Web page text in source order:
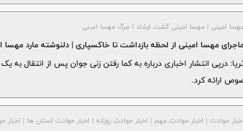
مهسا امینی | مهسا امینی گشت ارشاد | مرگ مهسا امینی
مهسا امینی از لحظه بازداشت تا خاکسپاری | دلنوشته مارد
درپی انتشار اخباری درباره به کما رفتن زنی جوان پس از انتقال
ارائه کرد.
اخبار حوادث | اخبار حوادث مهم | اخبار حوادث روزانه | اخبار حوادث استان ها | اخبار